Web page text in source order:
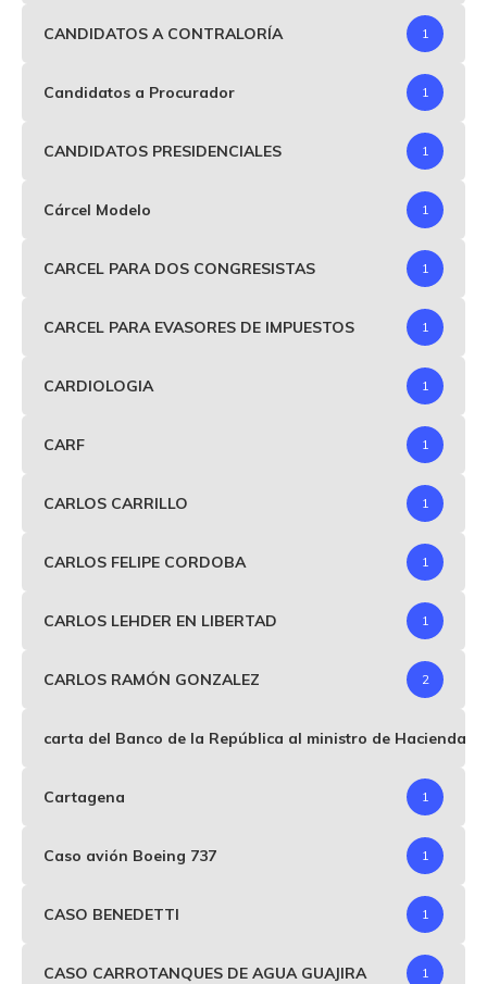
CANDIDATOS A CONTRALORÍA 1
Candidatos a Procurador 1
CANDIDATOS PRESIDENCIALES 1
Cárcel Modelo 1
CARCEL PARA DOS CONGRESISTAS 1
CARCEL PARA EVASORES DE IMPUESTOS 1
CARDIOLOGIA 1
CARF 1
CARLOS CARRILLO 1
CARLOS FELIPE CORDOBA 1
CARLOS LEHDER EN LIBERTAD 1
CARLOS RAMÓN GONZALEZ 2
carta del Banco de la República al ministro de Hacienda
Cartagena 1
Caso avión Boeing 737 1
CASO BENEDETTI 1
CASO CARROTANQUES DE AGUA GUAJIRA 1